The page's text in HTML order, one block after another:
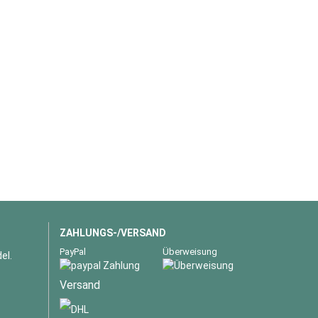
ZAHLUNGS-/VERSAND
PayPal Überweisung
Versand